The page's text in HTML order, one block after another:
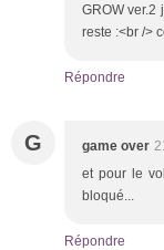
GROW ver.2
reste :<br />
Répondre
G game over
et pour le
bloqué...
Répondre